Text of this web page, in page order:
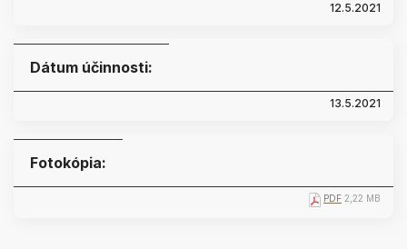
12.5.2021
Dátum účinnosti:
13.5.2021
Fotokópia:
PDF 2,22 MB